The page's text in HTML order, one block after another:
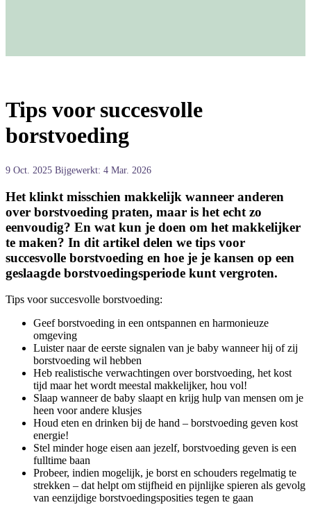
Tips voor succesvolle
borstvoeding
9 Oct. 2025 Bijgewerkt: 4 Mar. 2026
Het klinkt misschien makkelijk wanneer anderen
over borstvoeding praten, maar is het echt zo
eenvoudig? En wat kun je doen om het makkelijker
te maken? In dit artikel delen we tips voor
succesvolle borstvoeding en hoe je je kansen op een
geslaagde borstvoedingsperiode kunt vergroten.
Tips voor succesvolle borstvoeding:
Geef borstvoeding in een ontspannen en harmonieuze
omgeving
Luister naar de eerste signalen van je baby wanneer hij of zij
borstvoeding wil hebben
Heb realistische verwachtingen over borstvoeding, het kost
tijd maar het wordt meestal makkelijker, hou vol!
Slaap wanneer de baby slaapt en krijg hulp van mensen om je
heen voor andere klusjes
Houd eten en drinken bij de hand – borstvoeding geven kost
energie!
Stel minder hoge eisen aan jezelf, borstvoeding geven is een
fulltime baan
Probeer, indien mogelijk, je borst en schouders regelmatig te
strekken – dat helpt om stijfheid en pijnlijke spieren als gevolg
van eenzijdige borstvoedingsposities tegen te gaan